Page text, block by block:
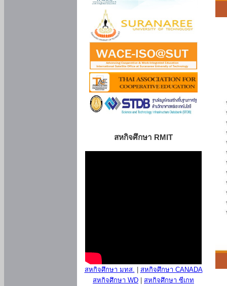
สหกิจศึกษา RMIT
สหกิจศึกษา มทส.
สหกิจศึกษา CANADA
สหกิจศึกษา WD
สหกิจศึกษา ซีเกท